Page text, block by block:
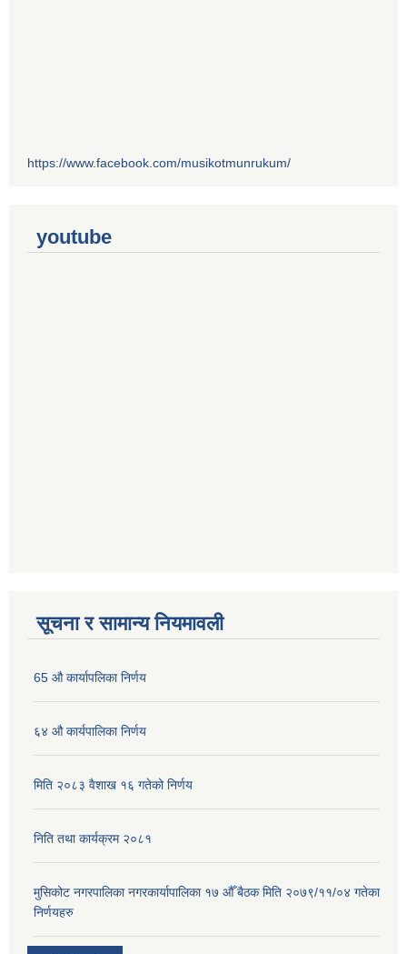
https://www.facebook.com/musikotmunrukum/
youtube
सूचना र सामान्य नियमावली
65 औ कार्यापलिका निर्णय
६४ औ कार्यपालिका निर्णय
मिति २०८३ वैशाख १६ गतेको निर्णय
निति तथा कार्यक्रम २०८१
मुसिकोट नगरपालिका नगरकार्यापालिका १७ औँ बैठक मिति २०७९/११/०४ गतेका
निर्णयहरु